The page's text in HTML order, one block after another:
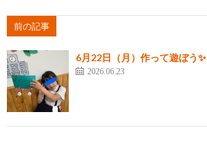
前の記事
6月22日（月）作って遊ぼう✨
2026.06.23